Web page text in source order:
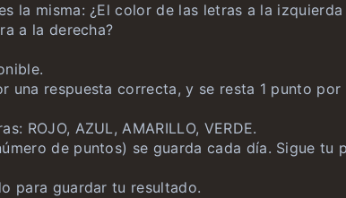
la misma: ¿El color de las letras a la
a la derecha?
una respuesta correcta, y se resta 1 punto por
ROJO, AZUL, AMARILLO, VERDE.
de puntos) se guarda cada día. Sigue tu
para guardar tu resultado.